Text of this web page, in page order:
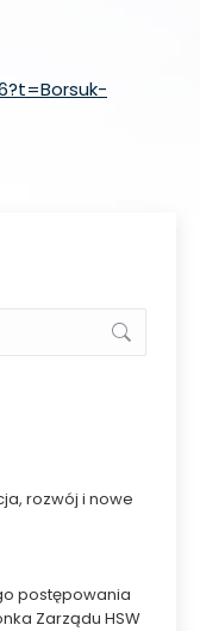
rozwój i nowe
postępowania
Zarządu HSW